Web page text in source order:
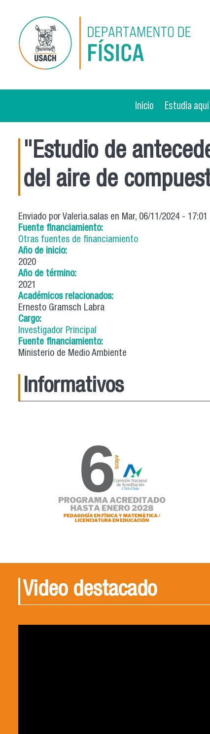
Inicio Estudia aquí
"Estudio de
del aire de
Enviado por Valeria.salas en Mar, 06/11/2024 - 17:01
Fuente financiamiento:
Otras fuentes de financiamiento
Año de inicio:
2020
Año de término:
2021
Académicos relacionados:
Ernesto Gramsch Labra
Cargo:
Investigador Principal
Fuente financiamiento:
Ministerio de Medio Ambiente
Informativos
Video destacado